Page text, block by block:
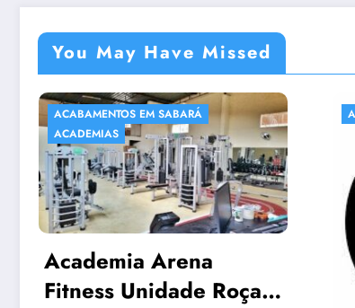
You May Have Missed
ACADEMIAS